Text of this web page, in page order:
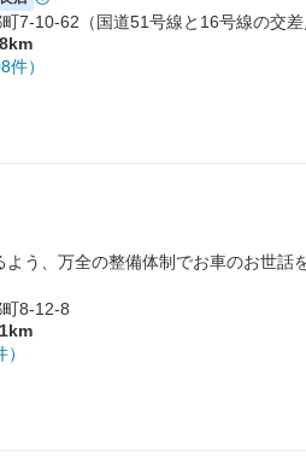
7-10-62（国道51号線と16号線の交差
件）
う、万全の整備体制でお車のお世話
8-12-8
）